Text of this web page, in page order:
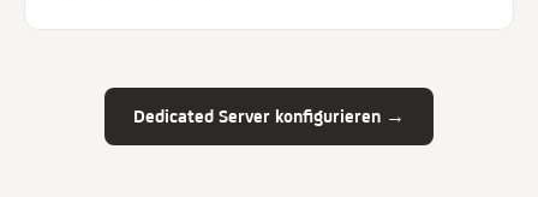
Dedicated Server konfigurieren →